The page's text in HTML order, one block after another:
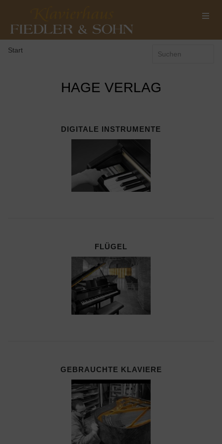
Start
HAGE VERLAG
DIGITALE INSTRUMENTE
FLÜGEL
GEBRAUCHTE KLAVIERE